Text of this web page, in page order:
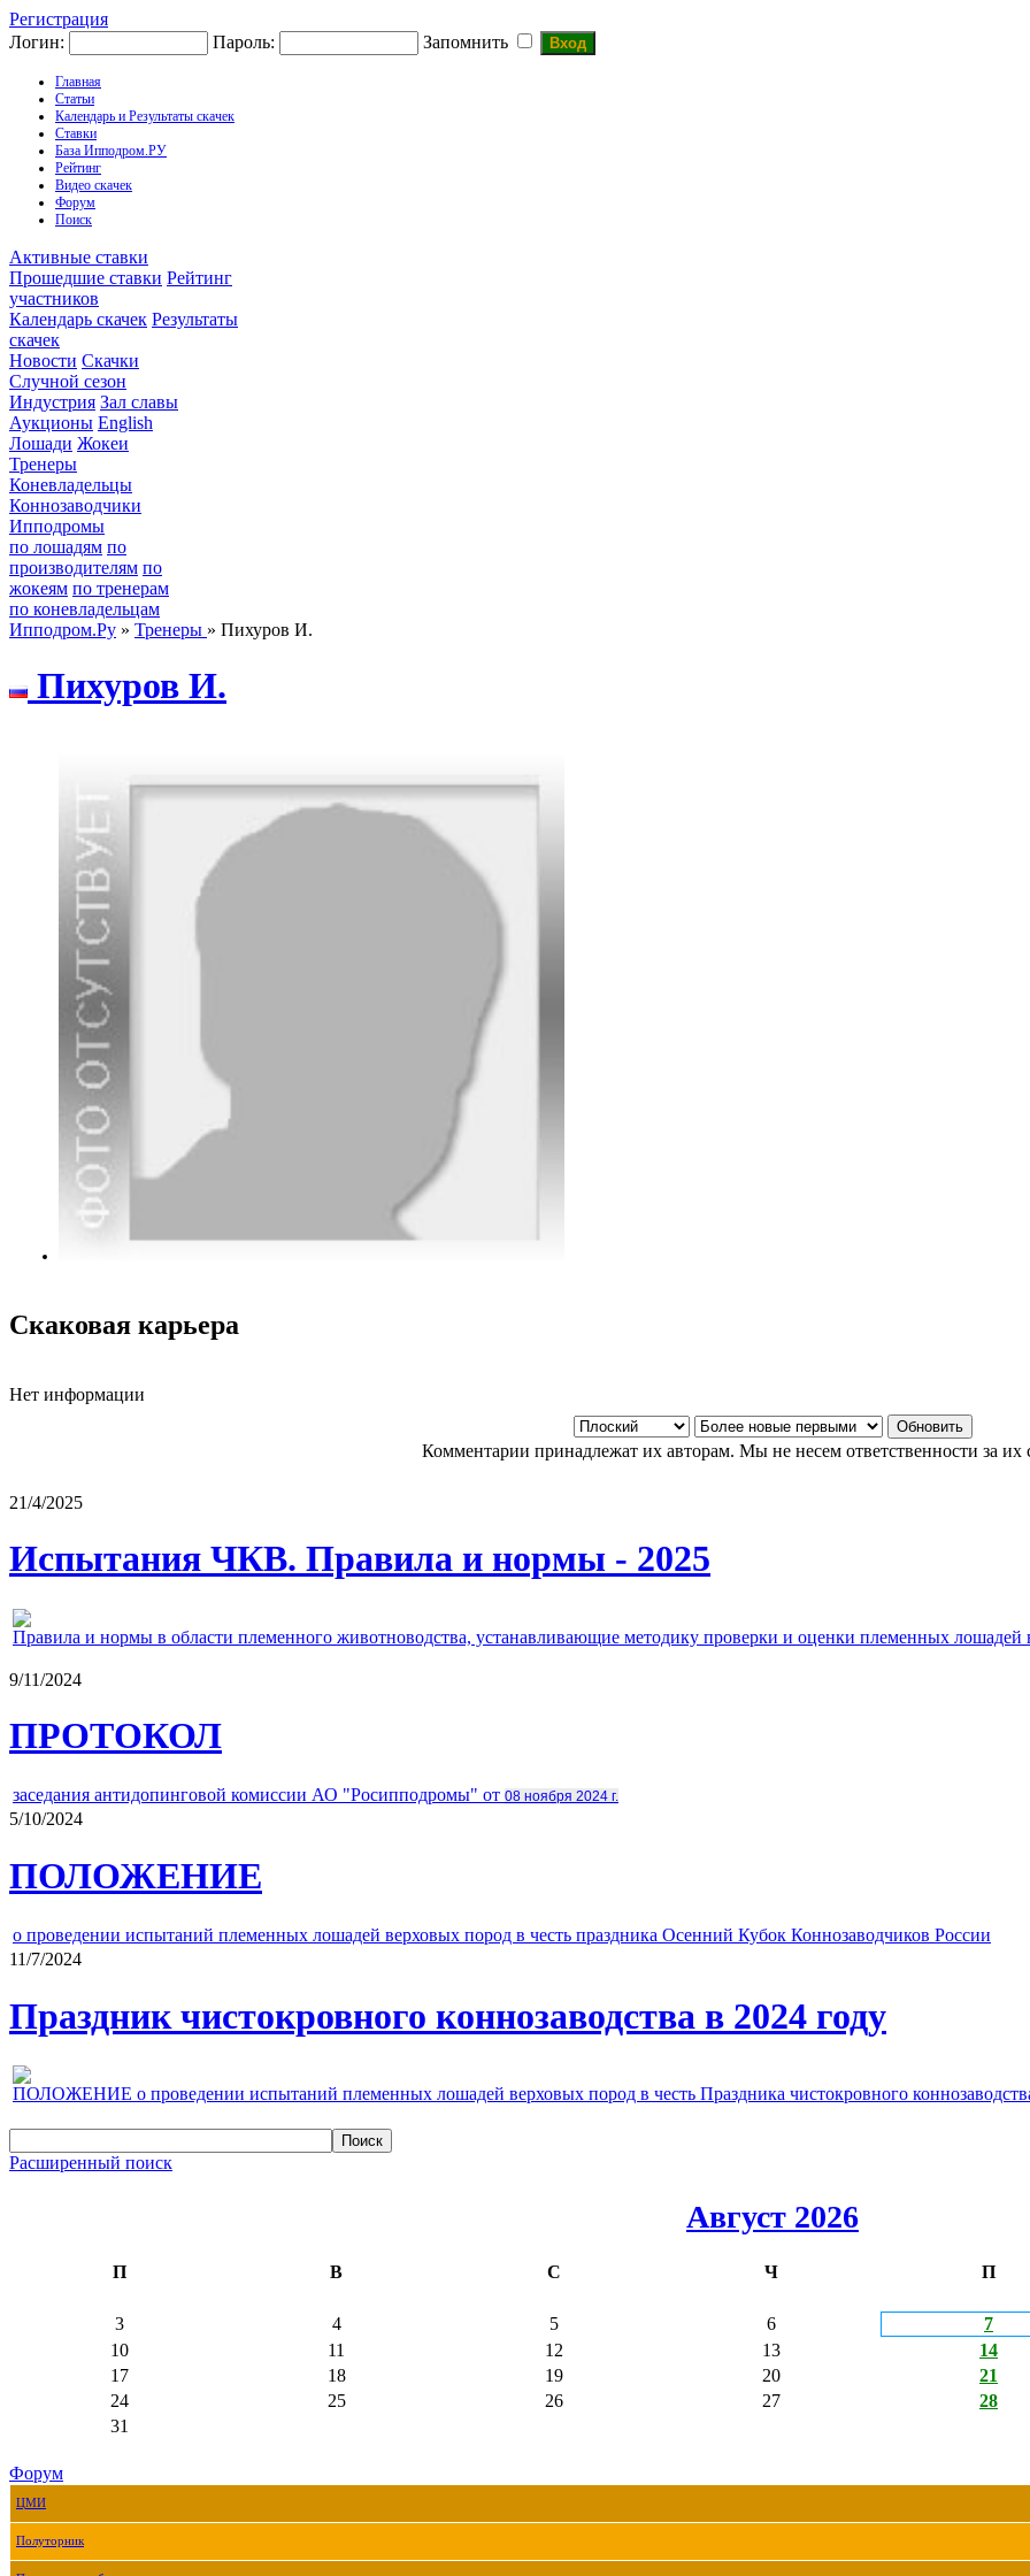
Регистрация
Логин:
Пароль: Запомнить
Главная
Статьи
Календарь и Результаты скачек
Ставки
База Ипподром.РУ
Рейтинг
Видео скачек
Форум
Поиск
Активные ставки
Прошедшие ставки Рейтинг
участников
Календарь скачек Результаты
скачек
Новости Скачки
Случной сезон
Индустрия Зал славы
Аукционы English
Лошади Жокеи
Тренеры
Коневладельцы
Коннозаводчики
Ипподромы
по лошадям по
производителям по
жокеям по тренерам
по коневладельцам
Ипподром.Ру » Тренеры » Пихуров И.
Пихуpов И.
Скаковая карьера
Нет информации
Комментарии принадлежат их авторам. Мы не несем ответственности за их
21/4/2025
Испытания ЧКВ. Правила и нормы - 2025
Правила и нормы в области племенного животноводства, устанавливающие методику проверки и оценки племенных
9/11/2024
ПРОТОКОЛ
заседания антидопинговой комиссии АО "Росипподромы" от 08 ноября 2024 г.
5/10/2024
ПОЛОЖЕНИЕ
о проведении испытаний племенных лошадей верховых пород в честь праздника Осенний Кубок Коннозаводчиков России
11/7/2024
Праздник чистокровного коннозаводства в 2024 году
ПОЛОЖЕНИЕ о проведении испытаний племенных лошадей верховых пород в честь Праздника чистокровного
Расширенный поиск
Август 2026
П В С Ч П
3
4 5 6 7
10
11 12 13 14
17
18 19 20 21
24
25 26 27 28
31
Форум
ЦМИ
Полуторник